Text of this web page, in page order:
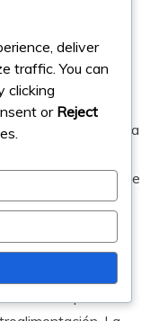
de los
para mantener la
bonos futuros e
a los jugadores a
sociales,
deliver
traffic. You can
clicking
orReject